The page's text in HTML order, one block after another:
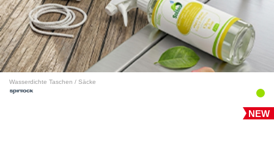
Wasserdichte Taschen / Säcke
NEW